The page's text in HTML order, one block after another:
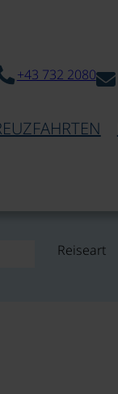
+43 732 2080